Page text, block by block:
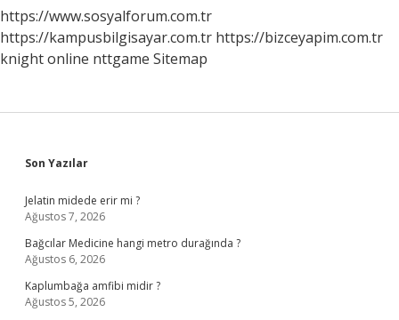
https://www.sosyalforum.com.tr
https://kampusbilgisayar.com.tr https://bizceyapim.com.tr
knight online nttgame Sitemap
Sidebar
Son Yazılar
Jelatin midede erir mi ?
Ağustos 7, 2026
Bağcılar Medicine hangi metro durağında ?
Ağustos 6, 2026
Kaplumbağa amfibi midir ?
Ağustos 5, 2026